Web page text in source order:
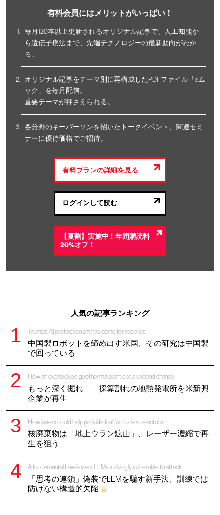
有料会員にはメリットがいっぱい！
毎月120本以上更新されるオリジナル記事で、人工知能か
ら遺伝子療法まで、先端テクノロジーの最新動向がわか
る。
オリジナル記事をテーマ別に再構成したPDFファイル「eム
ック」を毎月配信。
重要テーマが押さえられる。
各分野のキーパーソンを招いたトークイベント、関連セミ
ナーに優待価格でご招待。
有料プランの詳細を見る
ログインして読む
【夏割】実施中！年間購読料
20%オフ！
人気の記事ランキング
Trump’s AI protectionism has come for robotics
中国製ロボットを締め出す米国、その研究は中国製
で回っている
How an overlooked geothermal plant got a second chance
もっと深く掘れ——採算割れの地熱発電所を米新興
企業が再生
How lasers could help provide fuel for nuclear reactors
核廃棄物は「地上ウラン鉱山」、レーザー濃縮で再
生を狙う
A fundamental flaw leaves LLMs strikingly vulnerable to attack
「思考の連鎖」偽装でLLMを騙す新手法、訓練では
防げない構造的欠陥